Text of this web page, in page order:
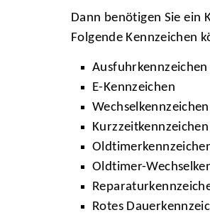
Dann benötigen Sie ein
Folgende Kennzeichen
Ausfuhrkennzeichen
E-Kennzeichen
Wechselkennzeichen
Kurzzeitkennzeichen
Oldtimer-
Rotes